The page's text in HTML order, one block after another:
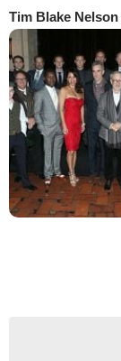
Tim Blake Nelson